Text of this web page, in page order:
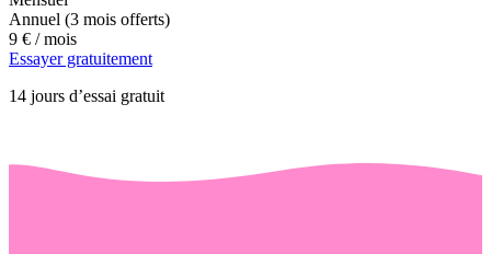
Annuel (3 mois offerts)
9 € / mois
Essayer gratuitement
14 jours d’essai gratuit